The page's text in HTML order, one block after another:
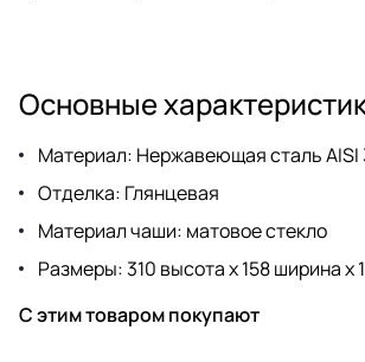
Основные
Материал: Нержавеющая сталь AISI
Отделка: Глянцевая
Материал чаши: матовое стекло
Размеры: 310 высота x 158 ширина x
С этим товаром покупают